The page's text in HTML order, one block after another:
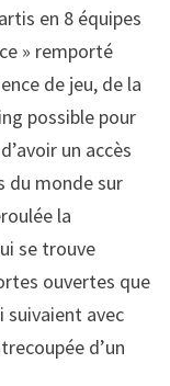
en 8 équipes
» remporté
de jeu, de la
possible pour
un accès
du monde sur
la
se trouve
ouvertes que
suivaient avec
d’un